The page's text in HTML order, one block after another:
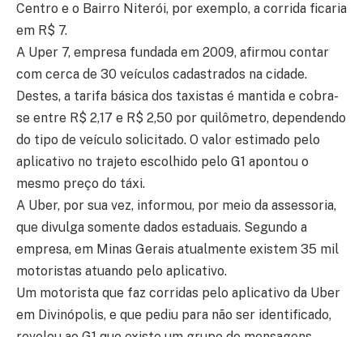
Centro e o Bairro Niterói, por exemplo, a corrida ficaria
em R$ 7.
A Uper 7, empresa fundada em 2009, afirmou contar
com cerca de 30 veículos cadastrados na cidade.
Destes, a tarifa básica dos taxistas é mantida e cobra-
se entre R$ 2,17 e R$ 2,50 por quilômetro, dependendo
do tipo de veículo solicitado. O valor estimado pelo
aplicativo no trajeto escolhido pelo G1 apontou o
mesmo preço do táxi.
A Uber, por sua vez, informou, por meio da assessoria,
que divulga somente dados estaduais. Segundo a
empresa, em Minas Gerais atualmente existem 35 mil
motoristas atuando pelo aplicativo.
Um motorista que faz corridas pelo aplicativo da Uber
em Divinópolis, e que pediu para não ser identificado,